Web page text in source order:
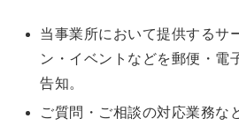
当事業所において提供するサ
ン・イベントなどを郵便・電
告知。
ご質問・ご相談の対応業務な